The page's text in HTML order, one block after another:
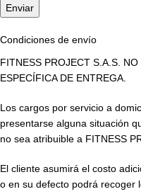
Condiciones de envío
FITNESS PROJECT S.A.S.
ESPECÍFICA DE ENTREGA.
Los cargos por servicio a
presentarse alguna situación
no sea atribuible a FITNESS
El cliente asumirá el costo
o en su defecto podrá recoger